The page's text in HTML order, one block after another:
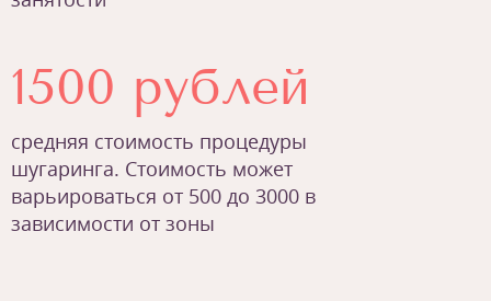
1500 рублей
средняя стоимость процедуры
шугаринга. Стоимость может
варьироваться от 500 до 3000 в
зависимости от зоны